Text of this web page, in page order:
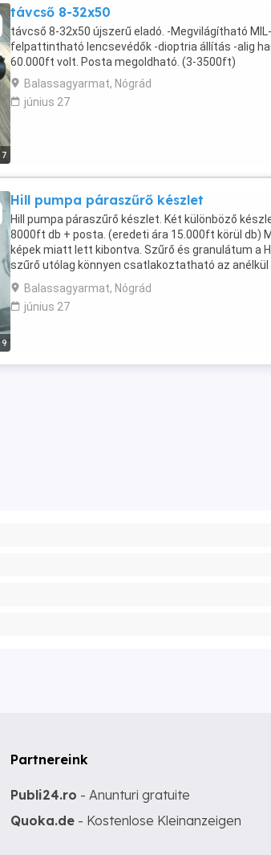
7
távcső 8-32x50
távcső 8-32x50 újszerű eladó. -Megvilágítható
felpattintható lencsevédők -dioptria állítás -alig
60.000ft volt. Posta megoldható. (3-3500ft)
Balassagyarmat, Nógrád
június 27
9
Hill pumpa páraszűrő készlet
Hill pumpa páraszűrő készlet. Két különböző
8000ft db + posta. (eredeti ára 15.000ft körül db)
képek miatt lett kibontva. Szűrő és granulátum a
szűrő utólag könnyen csatlakoztatható az anélkül
A szűrő a levegő nedvesség ...
Balassagyarmat, Nógrád
június 27
Partnereink
Publi24.ro - Anunturi gratuite
Quoka.de - Kostenlose Kleinanzeigen